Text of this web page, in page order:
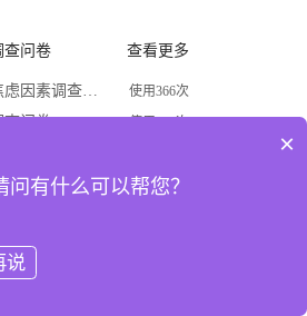
查问卷 查看更多
影响社交焦虑因素调查问卷 使用366次
查问卷
关于大学生社交焦虑问卷调查 使用677次
×
有什么可以帮您？
说